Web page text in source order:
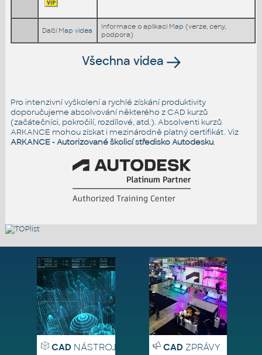
Další Map videa Informace o aplikaci Map (verze, ceny,
podpora)
Všechna videa
Pro intenzivní vyškolení a rychlé získání produktivity
doporučujeme absolvování některého z CAD kurzů
(začátečníci, pokročilí, rozdílové, atd.). Absolventi kurzů
ARKANCE mohou získat i mezinárodně platný certifikát. Viz
ARKANCE - Autorizované školicí středisko Autodesku.
CADNÁSTROJE CADZPRÁVY